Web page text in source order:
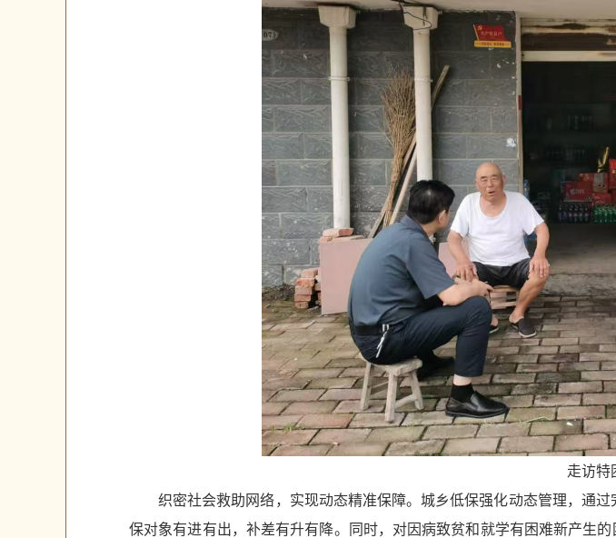
走访特
织密社会救助网络，实现动态精准保障。城乡低保强化动态管理，通
保对象有进有出，补差有升有降。同时，对因病致贫和就学有困难新产生